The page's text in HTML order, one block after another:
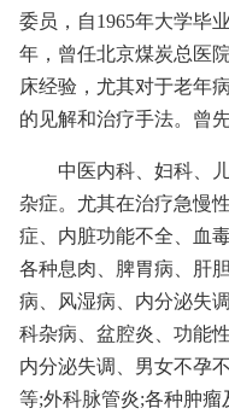
委员，自1965年大学毕
年，曾任北京煤炭总医
床经验，尤其对于老年
的见解和治疗手法。曾
中医内科、妇科、
杂症。尤其在治疗急慢
症、内脏功能不全、血
各种息肉、脾胃病、肝
病、风湿病、内分泌失
科杂病、盆腔炎、功能
内分泌失调、男女不孕
等;外科脉管炎;各种肿